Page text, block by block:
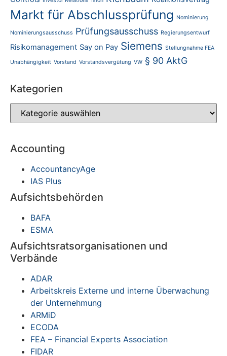
Markt für Abschlussprüfung Nominierung
Nominierungsausschuss Prüfungsausschuss Regierungsentwurf
Risikomanagement Say on Pay Siemens Stellungnahme FEA
Unabhängigkeit Vorstand Vorstandsvergütung VW § 90 AktG
Kategorien
Accounting
AccountancyAge
IAS Plus
Aufsichtsbehörden
BAFA
ESMA
Aufsichtsratsorganisationen und
Verbände
ADAR
Arbeitskreis Externe und interne Überwachung
der Unternehmung
ARMiD
ECODA
FEA – Financial Experts Association
FIDAR